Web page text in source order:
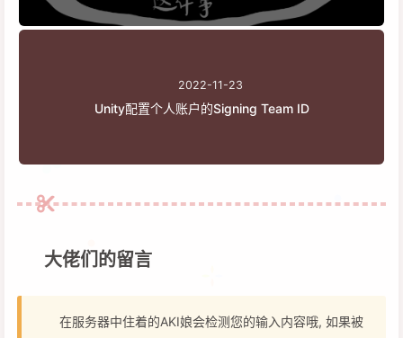
2022-11-23
Unity配置个人账户的Signing Team ID
大佬们的留言
在服务器中住着的AKI娘会检测您的输入内容哦, 如果被